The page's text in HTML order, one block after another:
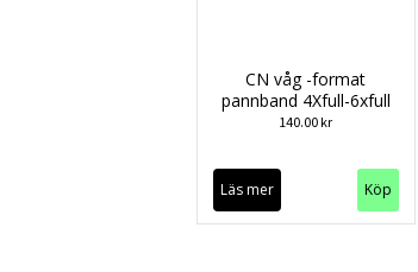
CN våg -format
pannband 4Xfull-6xfull
140.00 kr
Läs mer Köp